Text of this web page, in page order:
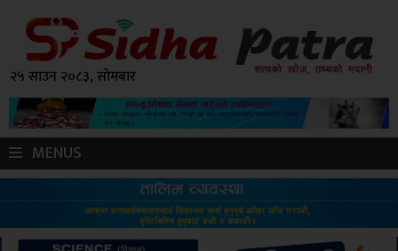
२५ साउन २०८३, सोमबार
MENUS